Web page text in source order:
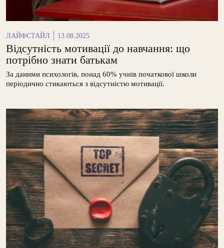
ЛАЙФСТАЙЛ 13.08.2025
Відсутність мотивації до навчання: що
потрібно знати батькам
За даними психологів, понад 60% учнів початкової школи
періодично стикаються з відсутністю мотивації.